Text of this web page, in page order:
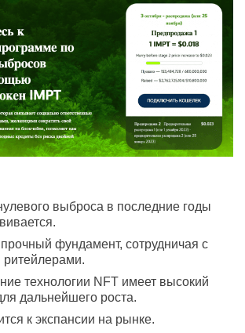
выброса в последние годы
прочный фундамент, сотрудничая с
ритейлерами.
технологии NFT имеет высокий
дальнейшего роста.
к экспансии на рынке.